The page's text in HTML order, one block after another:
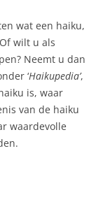
wat een haiku,
wilt u als
Neemt u dan
‘Haikupedia’,
is, waar
van de haiku
waardevolle